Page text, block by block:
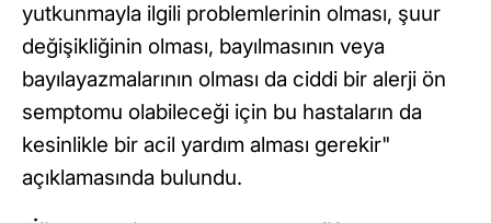
yutkunmayla ilgili problemlerinin olması, şuur
değişikliğinin olması, bayılmasının veya
bayılayazmalarının olması da ciddi bir alerji ön
semptomu olabileceği için bu hastaların da
kesinlikle bir acil yardım alması gerekir"
açıklamasında bulundu.